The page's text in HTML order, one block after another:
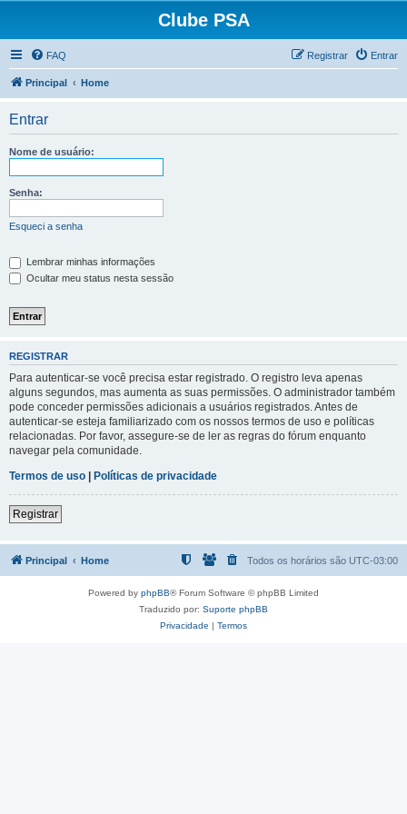
Clube PSA
FAQ Entrar
Registrar
Principal Home
Entrar
Nome de usuário:
Senha:
Esqueci a senha
Lembrar minhas informações
Ocultar meu status nesta sessão
REGISTRAR
Para autenticar-se você precisa estar registrado. O registro leva apenas
alguns segundos, mas aumenta as suas permissões. O administrador também
pode conceder permissões adicionais a usuários registrados. Antes de
autenticar-se esteja familiarizado com os nossos termos de uso e políticas
relacionadas. Por favor, assegure-se de ler as regras do fórum enquanto
navegar pela comunidade.
Termos de uso | Políticas de privacidade
Registrar
Principal Home Todos os horários são UTC-03:00
Powered by phpBB® Forum Software © phpBB Limited
Traduzido por: Suporte phpBB
Privacidade | Termos